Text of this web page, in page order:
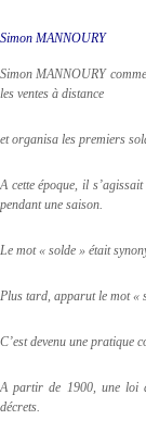
Simon MANNOURY
Simon MANNOURY
les ventes à distance
et organisa les premiers
A cette époque, il
pendant une saison.
Le mot « solde » était
Plus tard, apparut le mot «
C’est devenu une pratique
A partir de 1900, une loi
décrets.